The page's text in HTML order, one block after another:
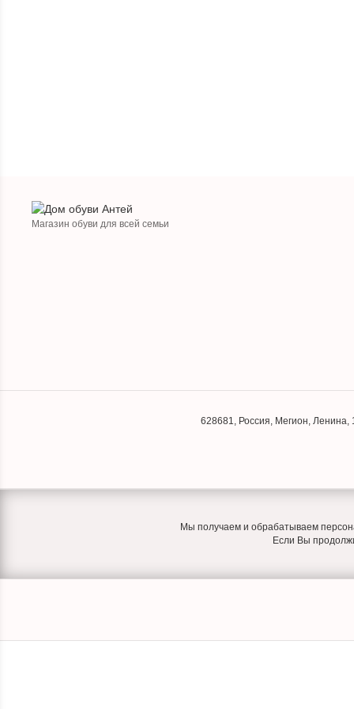
Магазин обуви для всей семьи
628681, Россия, Мегион, Ленина,
Мы получаем и обрабатываем
Если Вы